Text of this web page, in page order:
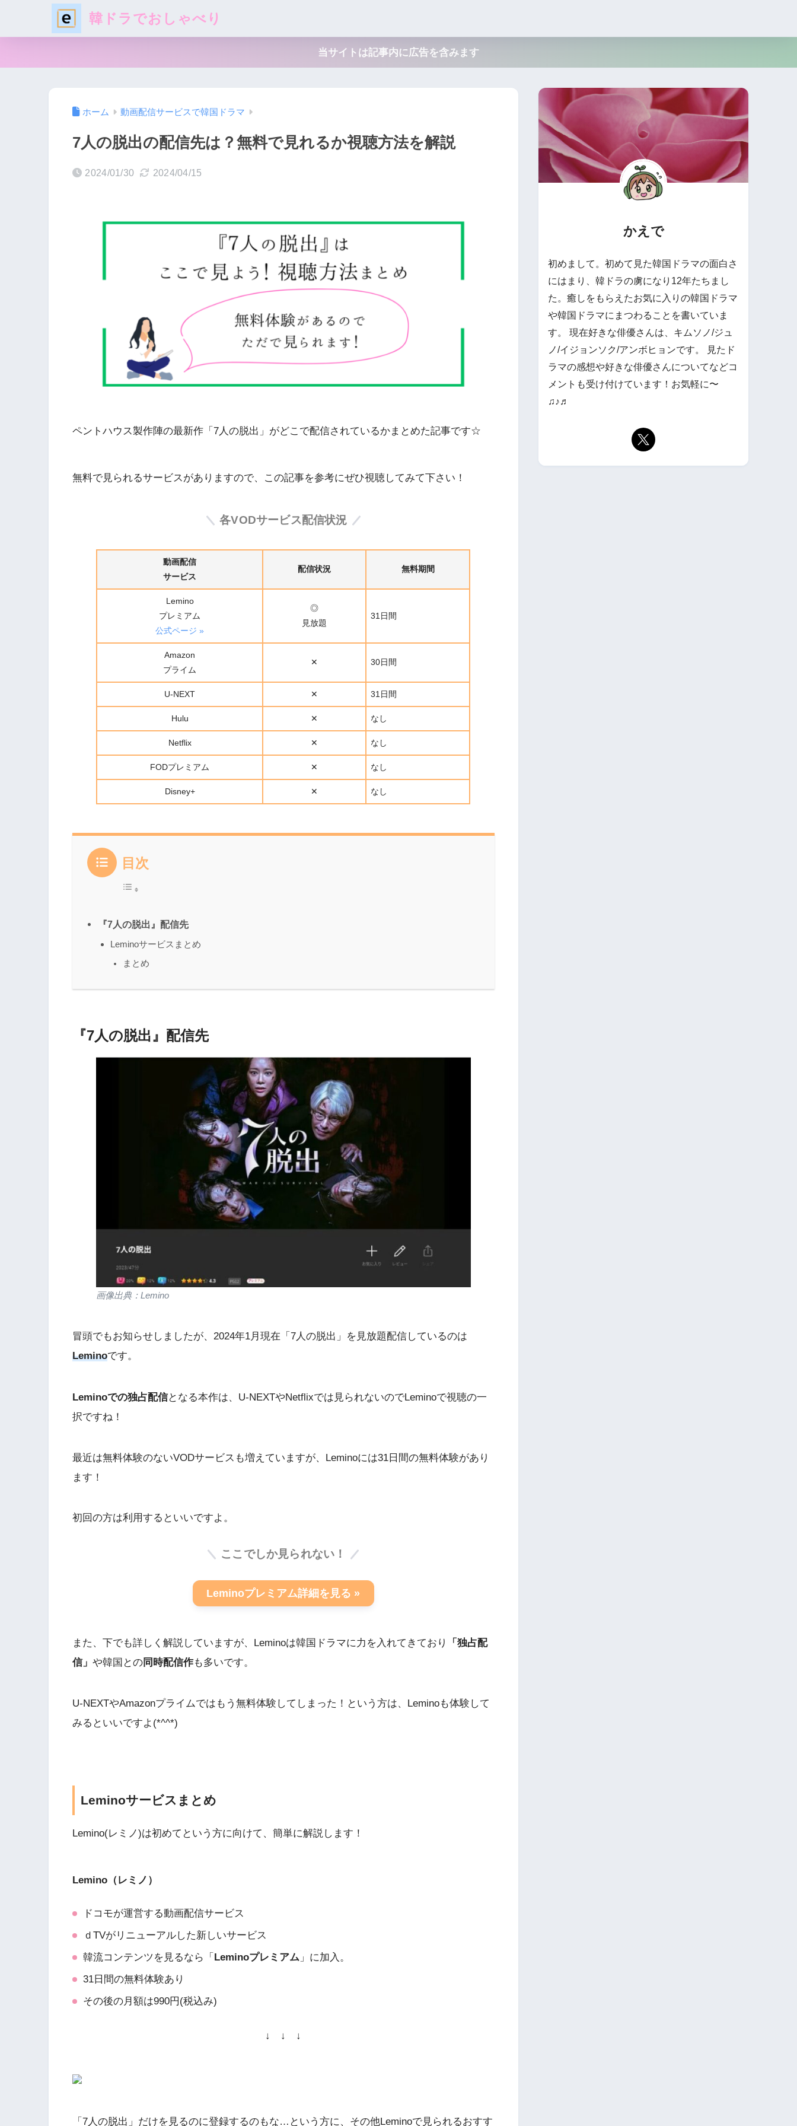
韓ドラでおしゃべり
当サイトは記事内に広告を含みます
ホーム 動画配信サービスで韓国ドラマ
7人の脱出の配信先は？無料で見れるか視聴方法を解説
2024/01/30 2024/04/15
ペントハウス製作陣の最新作「7人の脱出」がどこで配信されているかまとめた記事です☆
無料で見られるサービスがありますので、この記事を参考にぜひ視聴してみて下さい！
各VODサービス配信状況
動画配信
サービス
配信状況 無料期間
Lemino
プレミアム
公式ページ »
◎
見放題
31日間
Amazon
プライム
✕ 30日間
U-NEXT ✕ 31日間
Hulu ✕ なし
Netflix ✕ なし
FODプレミアム ✕ なし
Disney+ ✕ なし
目次
『7人の脱出』配信先
Leminoサービスまとめ
まとめ
『7人の脱出』配信先
画像出典：Lemino
冒頭でもお知らせしましたが、2024年1月現在「7人の脱出」を見放題配信しているのは
Leminoです。
Leminoでの独占配信となる本作は、U-NEXTやNetflixでは見られないのでLeminoで視聴の一
択ですね！
最近は無料体験のないVODサービスも増えていますが、Leminoには31日間の無料体験があり
ます！
初回の方は利用するといいですよ。
ここでしか見られない！
Leminoプレミアム詳細を見る »
また、下でも詳しく解説していますが、Leminoは韓国ドラマに力を入れてきており
「独占配
信」 や韓国との同時配信作も多いです。
U-NEXTやAmazonプライムではもう無料体験してしまった！という方は、Leminoも体験して
みるといいですよ(*^^*)
Leminoサービスまとめ
Lemino(レミノ)は初めてという方に向けて、簡単に解説します！
Lemino（レミノ）
ドコモが運営する動画配信サービス
ｄTVがリニューアルした新しいサービス
韓流コンテンツを見るなら「 Leminoプレミアム 」に加入。
31日間の無料体験あり
その後の月額は990円(税込み)
↓ ↓ ↓
「7人の脱出」だけを見るのに登録するのもな…という方に、その他Leminoで見られるおすす
かえで
初めまして。初めて見た韓国ドラマの面白さ
にはまり、韓ドラの虜になり12年たちまし
た。癒しをもらえたお気に入りの韓国ドラマ
や韓国ドラマにまつわることを書いていま
す。 現在好きな俳優さんは、キムソノ/ジュ
ノ/イジョンソク/アンボヒョンです。 見たド
ラマの感想や好きな俳優さんについてなどコ
メントも受け付けています！お気軽に〜
♫♪♬